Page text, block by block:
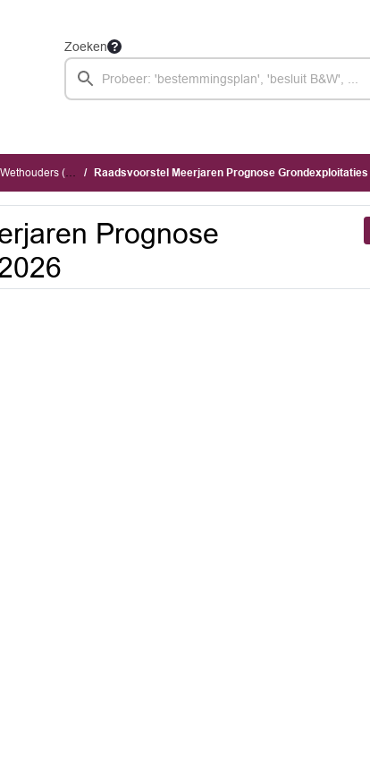
Zoeken
4 mei 2026) Raadsvoorstel Meerjaren Prognose Grondexploitaties
Prognose